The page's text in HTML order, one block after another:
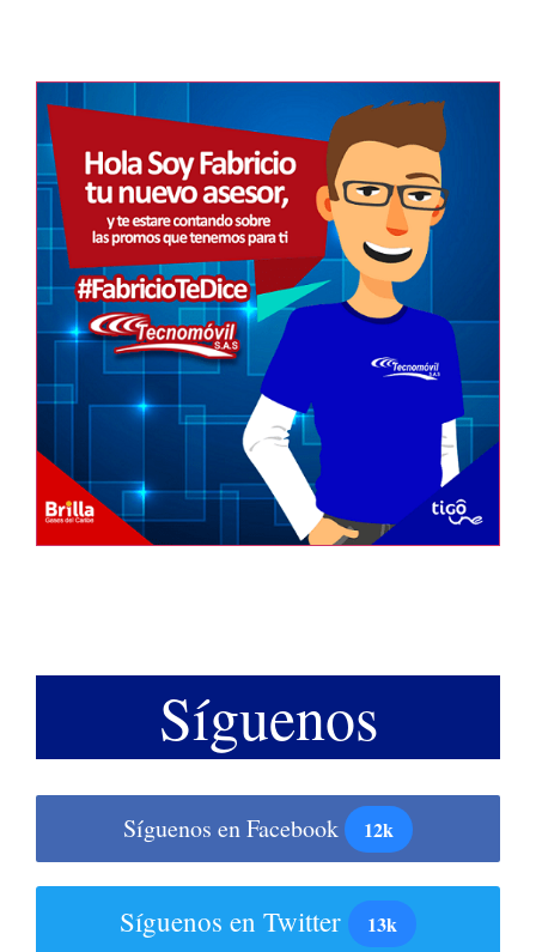
Síguenos
Síguenos en Facebook 12k
Síguenos en Twitter 13k